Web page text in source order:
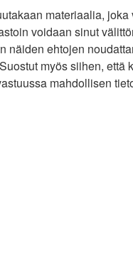
materiaalia,
voidaan sinut
ehtojen
myös siihen,
mahdollisen